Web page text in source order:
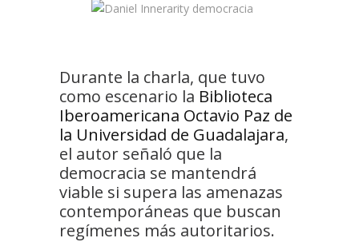
Durante la charla, que tuvo
como escenario la Biblioteca
Iberoamericana Octavio Paz de
la Universidad de Guadalajara,
el autor señaló que la
democracia se mantendrá
viable si supera las amenazas
contemporáneas que buscan
regímenes más autoritarios.